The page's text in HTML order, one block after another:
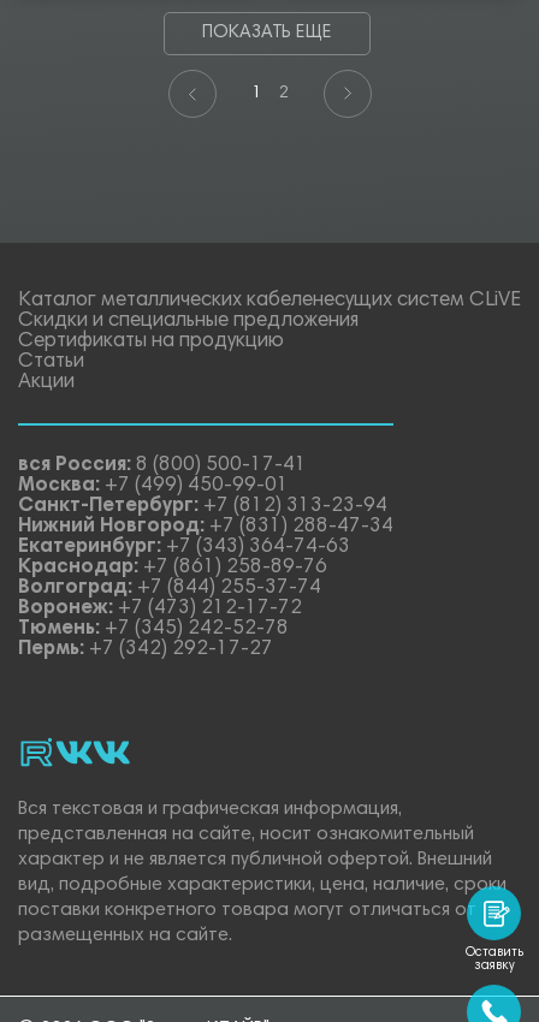
ПОКАЗАТЬ ЕЩЕ
1 2
Каталог металлических кабеленесущих систем CLiVE
Скидки и специальные предложения
Сертификаты на продукцию
Статьи
Акции
вся Россия: 8 (800) 500-17-41
Москва: +7 (499) 450-99-01
Санкт-Петербург: +7 (812) 313-23-94
Нижний Новгород: +7 (831) 288-47-34
Екатеринбург: +7 (343) 364-74-63
Краснодар: +7 (861) 258-89-76
Волгоград: +7 (844) 255-37-74
Воронеж: +7 (473) 212-17-72
Тюмень: +7 (345) 242-52-78
Пермь: +7 (342) 292-17-27
rutubevk_video.
Vk.
Вся текстовая и графическая информация,
представленная на сайте, носит ознакомительный
характер и не является публичной офертой. Внешний
вид, подробные характеристики, цена, наличие, сроки
поставки конкретного товара могут отличаться от
размещенных на сайте.
Оставить
заявку